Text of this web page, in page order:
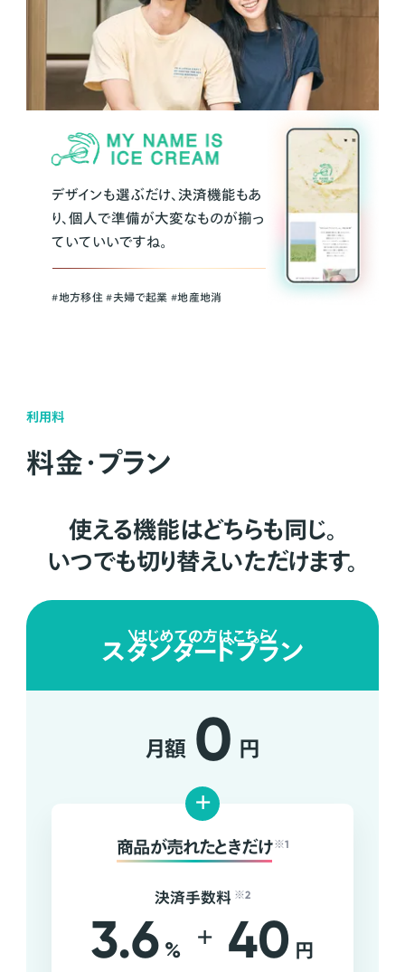
デザインも選ぶだけ、決済機能もあ
り、個人で準備が大変なものが揃っ
ていていいですね。
#地方移住 #夫婦で起業 #地産地消
利用料
料金・プラン
使える機能はどちらも同じ。
いつでも切り替えいただけます。
はじめての方はこちら
スタンダードプラン
月額 0 円
+
商品が売れたときだけ ※1
決済手数料 ※2
3.6 % + 40 円